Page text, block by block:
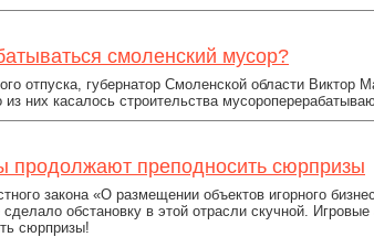
смоленский мусор?
отпуска, губернатор Смоленской области Виктор
них касалось строительства
продолжают преподносить сюрпризы
закона «О размещении объектов игорного
обстановку в этой отрасли скучной.
сюрпризы!